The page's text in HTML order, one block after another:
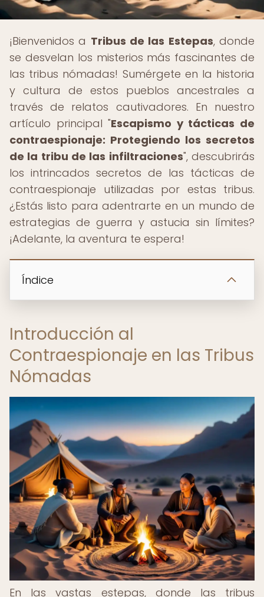
¡Bienvenidos a Tribus de las Estepas, donde
se desvelan los misterios más fascinantes de
las tribus nómadas! Sumérgete en la historia
y cultura de estos pueblos ancestrales a
través de relatos cautivadores. En nuestro
artículo principal "Escapismo y tácticas de
contraespionaje: Protegiendo los secretos
de la tribu de las infiltraciones", descubrirás
los intrincados secretos de las tácticas de
contraespionaje utilizadas por estas tribus.
¿Estás listo para adentrarte en un mundo de
estrategias de guerra y astucia sin límites?
¡Adelante, la aventura te espera!
Índice
Introducción al
Contraespionaje en las Tribus
Nómadas
En las vastas estepas, donde las tribus